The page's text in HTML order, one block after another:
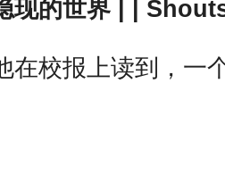
现的世界
在校报上读到，一